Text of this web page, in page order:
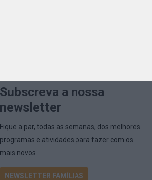
Subscreva a nossa
newsletter
Fique a par, todas as semanas, dos melhores
programas e atividades para fazer com os
mais novos
NEWSLETTER FAMÍLIAS